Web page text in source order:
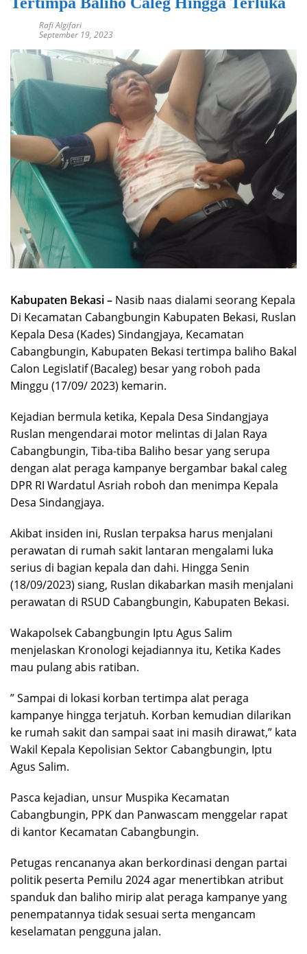
Rafi Algifari
September 19, 2023
Kabupaten Bekasi – Nasib naas dialami seorang Kepala
Di Kecamatan Cabangbungin Kabupaten Bekasi, Ruslan
Kepala Desa (Kades) Sindangjaya, Kecamatan
Cabangbungin, Kabupaten Bekasi tertimpa baliho Bakal
Calon Legislatif (Bacaleg) besar yang roboh pada
Minggu (17/09/ 2023) kemarin.
Kejadian bermula ketika, Kepala Desa Sindangjaya
Ruslan mengendarai motor melintas di Jalan Raya
Cabangbungin, Tiba-tiba Baliho besar yang serupa
dengan alat peraga kampanye bergambar bakal caleg
DPR RI Wardatul Asriah roboh dan menimpa Kepala
Desa Sindangjaya.
Akibat insiden ini, Ruslan terpaksa harus menjalani
perawatan di rumah sakit lantaran mengalami luka
serius di bagian kepala dan dahi. Hingga Senin
(18/09/2023) siang, Ruslan dikabarkan masih menjalani
perawatan di RSUD Cabangbungin, Kabupaten Bekasi.
Wakapolsek Cabangbungin Iptu Agus Salim
menjelaskan Kronologi kejadiannya itu, Ketika Kades
mau pulang abis ratiban.
” Sampai di lokasi korban tertimpa alat peraga
kampanye hingga terjatuh. Korban kemudian dilarikan
ke rumah sakit dan sampai saat ini masih dirawat,” kata
Wakil Kepala Kepolisian Sektor Cabangbungin, Iptu
Agus Salim.
Pasca kejadian, unsur Muspika Kecamatan
Cabangbungin, PPK dan Panwascam menggelar rapat
di kantor Kecamatan Cabangbungin.
Petugas rencananya akan berkordinasi dengan partai
politik peserta Pemilu 2024 agar menertibkan atribut
spanduk dan baliho mirip alat peraga kampanye yang
penempatannya tidak sesuai serta mengancam
keselamatan pengguna jalan.